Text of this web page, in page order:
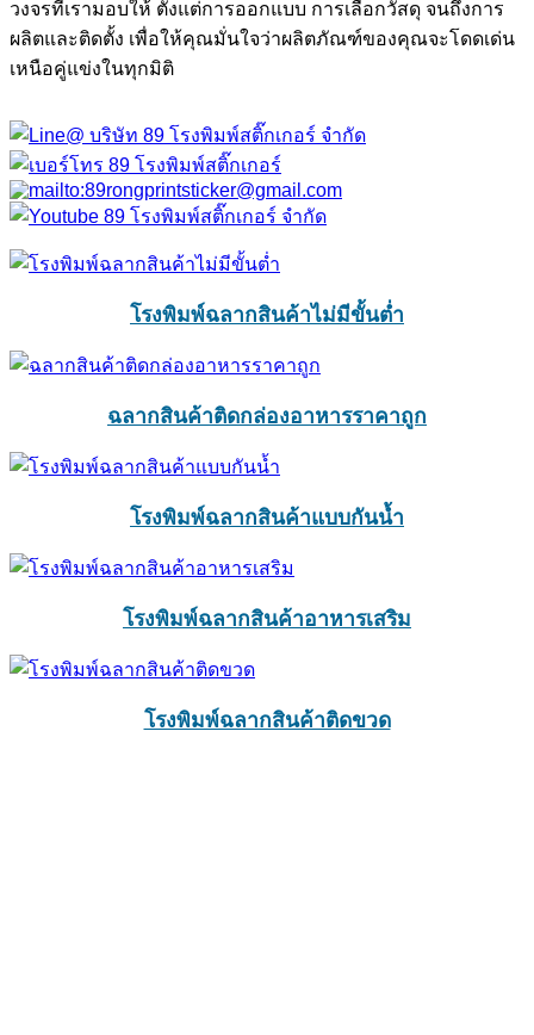
วงจรที่เรามอบให้ ตั้งแต่การออกแบบ การเลือกวัสดุ จนถึงการ
ผลิตและติดตั้ง เพื่อให้คุณมั่นใจว่าผลิตภัณฑ์ของคุณจะโดดเด่น
เหนือคู่แข่งในทุกมิติ
โรงพิมพ์ฉลากสินค้าไม่มีขั้นต่ำ
ฉลากสินค้าติดกล่องอาหารราคาถูก
โรงพิมพ์ฉลากสินค้าแบบกันน้ำ
โรงพิมพ์ฉลากสินค้าอาหารเสริม
โรงพิมพ์ฉลากสินค้าติดขวด